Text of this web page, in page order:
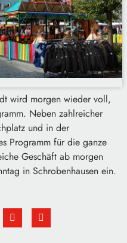
wird morgen wieder voll,
Neben zahlreicher
und in der
Programm für die ganze
Geschäft ab morgen
in Schrobenhausen ein.